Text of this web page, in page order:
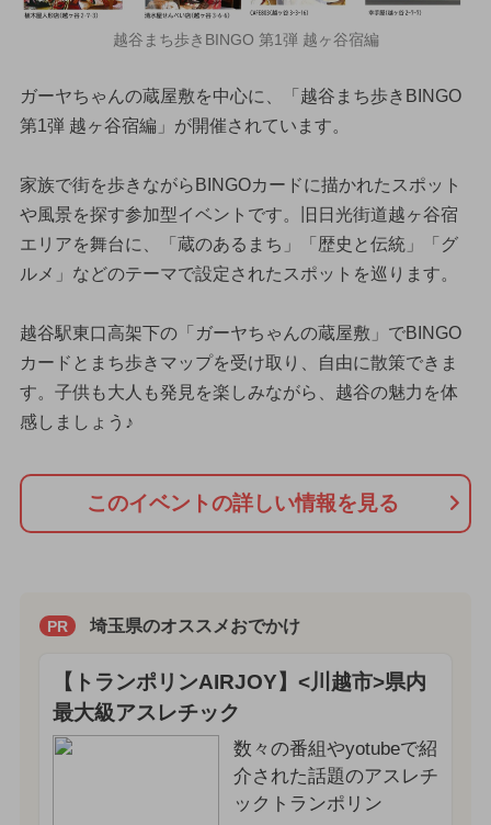
越谷まち歩きBINGO 第1弾 越ヶ谷宿編
ガーヤちゃんの蔵屋敷を中心に、「越谷まち歩きBINGO
第1弾 越ヶ谷宿編」が開催されています。
家族で街を歩きながらBINGOカードに描かれたスポット
や風景を探す参加型イベントです。旧日光街道越ヶ谷宿
エリアを舞台に、「蔵のあるまち」「歴史と伝統」「グ
ルメ」などのテーマで設定されたスポットを巡ります。
越谷駅東口高架下の「ガーヤちゃんの蔵屋敷」でBINGO
カードとまち歩きマップを受け取り、自由に散策できま
す。子供も大人も発見を楽しみながら、越谷の魅力を体
感しましょう♪
このイベントの詳しい情報を見る
PR 埼玉県のオススメおでかけ
【トランポリンAIRJOY】<川越市>県内
最大級アスレチック
数々の番組やyotubeで紹
介された話題のアスレチ
ックトランポリン